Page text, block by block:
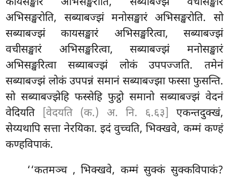
अभिसङ्खरोति, सब्याबज्झं मनोसङ्खारं अभिसङ्खरोति. सो
सब्याबज्झं कायसङ्खारं अभिसङ्खरित्वा, सब्याबज्झं
वचीसङ्खारं अभिसङ्खरित्वा, सब्याबज्झं मनोसङ्खारं
अभिसङ्खरित्वा सब्याबज्झं लोकं उपपज्जति. तमेनं
सब्याबज्झं लोकं उपपन्नं समानं सब्याबज्झा फस्सा फुसन्ति.
सो सब्याबज्झेहि फस्सेहि फुट्ठो समानो सब्याबज्झं वेदनं
वेदियति
[वेदयति (क.) अ. नि. ६.६३] एकन्तदुक्खं,
सेय्यथापि सत्ता नेरयिका. इदं वुच्चति, भिक्खवे, कम्मं कण्हं
कण्हविपाकं.
‘‘कतमञ्च , भिक्खवे, कम्मं सुक्कं सुक्कविपाकं?